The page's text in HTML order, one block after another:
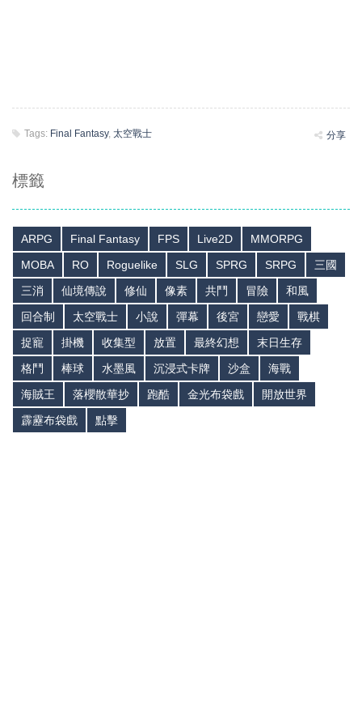
Tags: Final Fantasy, 太空戰士 分享
標籤
ARPG Final Fantasy FPS Live2D
MMORPG
MOBA
RO Roguelike SLG SPRG SRPG
三國
三消
仙境傳說 修仙 像素 共鬥 冒險
和風
回合制
太空戰士 小說 彈幕 後宮 戀愛
戰棋
捉寵
掛機 收集型 放置 最終幻想
末日生存
格鬥
棒球 水墨風 沉浸式卡牌 沙盒
海戰
海賊王
落櫻散華抄 跑酷 金光布袋戲
開放世界
霹靂布袋戲
點擊